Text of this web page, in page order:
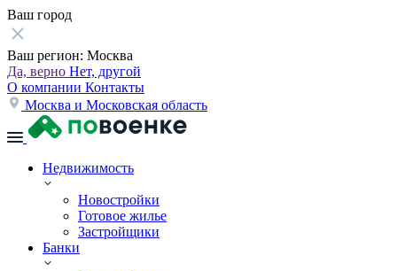
Ваш город
Ваш регион: Москва
Да, верно Нет, другой
О компании Контакты
Москва и Московская область
Недвижимость
Новостройки
Готовое жилье
Застройщики
Банки